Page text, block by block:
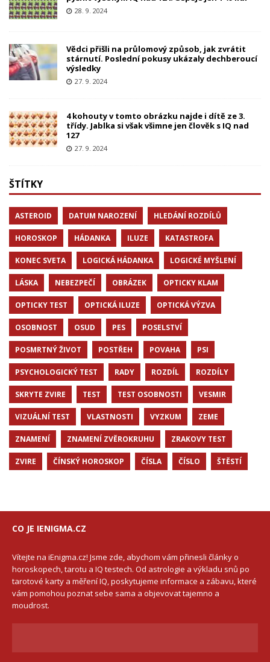
28. 9. 2024
Vědci přišli na průlomový způsob, jak zvrátit
stárnutí. Poslední pokusy ukázaly dechberoucí
výsledky
27. 9. 2024
4 kohouty v tomto obrázku najde i dítě ze 3.
třídy. Jablka si však všimne jen člověk s IQ nad
127
27. 9. 2024
ŠTÍTKY
ASTEROID DATUM NAROZENÍ HLEDÁNÍ ROZDÍLŮ
HOROSKOP HÁDANKA ILUZE KATASTROFA
KONEC SVETA LOGICKÁ HÁDANKA LOGICKÉ MYŠLENÍ
LÁSKA NEBEZPEČÍ OBRÁZEK OPTICKY KLAM
OPTICKY TEST OPTICKÁ ILUZE OPTICKÁ VÝZVA
OSOBNOST OSUD PES POSELSTVÍ
POSMRTNÝ ŽIVOT POSTŘEH POVAHA PSI
PSYCHOLOGICKÝ TEST RADY ROZDÍL ROZDÍLY
SKRYTE ZVIRE TEST TEST OSOBNOSTI VESMIR
VIZUÁLNÍ TEST VLASTNOSTI VYZKUM ZEME
ZNAMENÍ ZNAMENÍ ZVĚROKRUHU ZRAKOVY TEST
ZVIRE ČÍNSKÝ HOROSKOP ČÍSLA ČÍSLO ŠTĚSTÍ
CO JE IENIGMA.CZ
Vítejte na iEnigma.cz! Jsme zde, abychom vám přinesli články o
horoskopech, tarotu a IQ testech. Od astrologie a výkladu snů po
tarotové karty a měření IQ, poskytujeme informace a zábavu, které
vám pomohou poznat sebe sama a objevovat tajemno a
moudrost.